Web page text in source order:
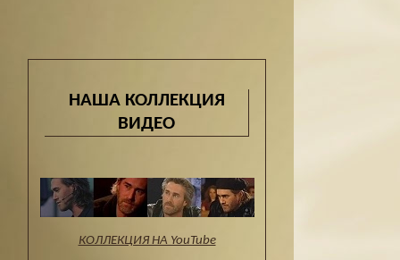
НАША КОЛЛЕКЦИЯ
ВИДЕО
КОЛЛЕКЦИЯ НА YouTube